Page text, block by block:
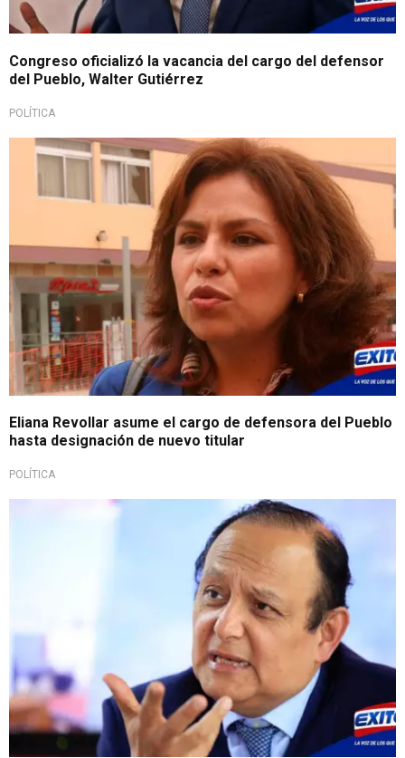
Congreso oficializó la vacancia del cargo del defensor
del Pueblo, Walter Gutiérrez
POLÍTICA
Eliana Revollar asume el cargo de defensora del Pueblo
hasta designación de nuevo titular
POLÍTICA